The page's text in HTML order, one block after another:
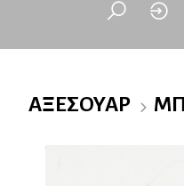
ΑΞΕΣΟΥΆΡ